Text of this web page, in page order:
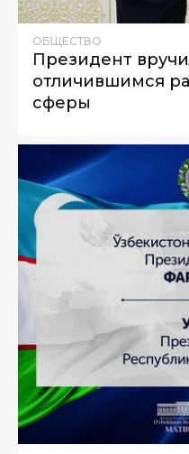
ОБЩЕСТВО
Президент
отличившимся
сферы